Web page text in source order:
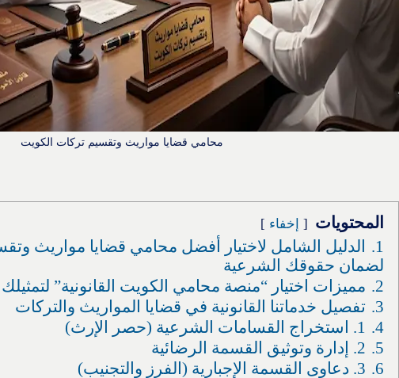
محامي قضايا مواريث وتقسيم تركات الكويت
المحتويات إخفاء
1.
الدليل الشامل لاختيار أفضل محامي قضايا مواريث
لضمان حقوقك الشرعية
2.
مميزات اختيار “منصة محامي الكويت القانونية” لتمثيلك
3. تفصيل خدماتنا القانونية في قضايا المواريث والتركات
4.
1. استخراج القسامات الشرعية (حصر الإرث)
5.
2. إدارة وتوثيق القسمة الرضائية
6.
3. دعاوى القسمة الإجبارية (الفرز والتجنيب)